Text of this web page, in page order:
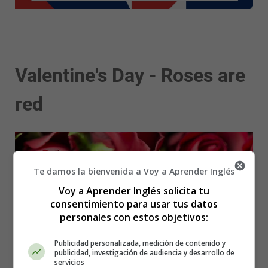
Valentine's Day - Roses are
red
Te damos la bienvenida a Voy a Aprender Inglés
Voy a Aprender Inglés solicita tu
consentimiento para usar tus datos
personales con estos objetivos:
Publicidad personalizada, medición de contenido y
publicidad, investigación de audiencia y desarrollo de
servicios